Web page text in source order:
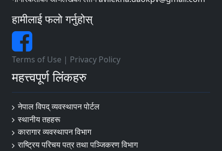
हामीलाई फलो गर्नुहोस्
Terms of Use | Privacy Policy
महत्त्वपूर्ण लिंकहरु
नेपाल विपद् व्यवस्थापन पोर्टल
स्थानीय तहहरू
कारागार व्यवस्थापन विभाग
राष्ट्रिय परिचय पत्र तथा पञ्जिकरण विभाग